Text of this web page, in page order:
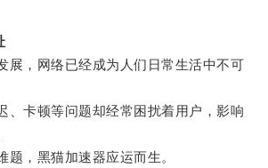
，网络已经成为人们日常生活中不可
卡顿等问题却经常困扰着用户，影响
，黑猫加速器应运而生。